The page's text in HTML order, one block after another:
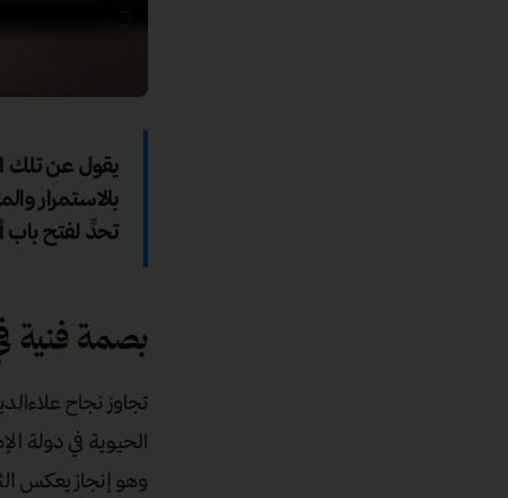
يقول عن تلك
بالاستمرار
تحدٍّ لفتح باب
بصمة فنية
تجاوز نجاح
الحيوية في دولة
وهو إنجاز يعكس